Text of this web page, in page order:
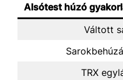
Alsótest húzó
Váltott
TRX